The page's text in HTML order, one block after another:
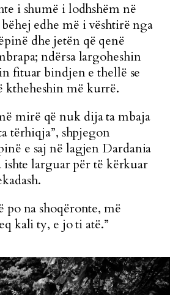
i shumë i lodhshëm në
edhe më i vështirë nga
dhe jetën që qenë
ndërsa largoheshin
fituar bindjen e thellë se
ktheheshin më kurrë.
mirë që nuk dija ta mbaja
tërhiqja”, shpjegon
e saj në lagjen Dardania
ishte larguar për të kërkuar
po na shoqëronte, më
kali ty, e jo ti atë.”